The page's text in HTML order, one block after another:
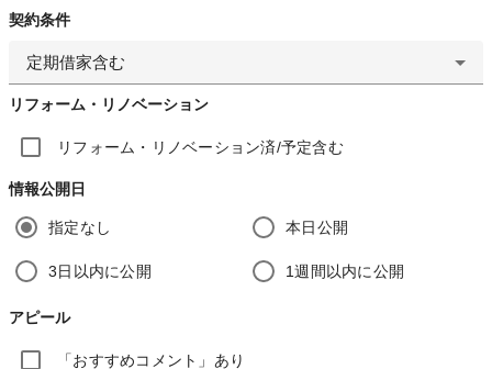
契約条件
定期借家含む
リフォーム・リノベーション
リフォーム・リノベーション済/予定含む
情報公開日
指定なし 本日公開
3日以内に公開 1週間以内に公開
アピール
「おすすめコメント」あり